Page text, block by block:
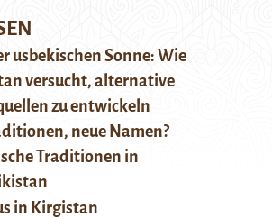
usbekischen Sonne: Wie
versucht, alternative
zu entwickeln
neue Namen?
Traditionen in
in Kirgistan